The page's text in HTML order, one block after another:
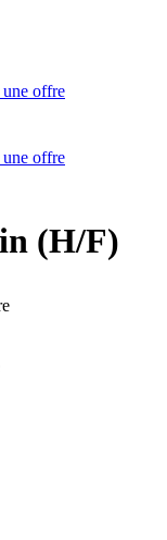
offre
offre
(H/F)